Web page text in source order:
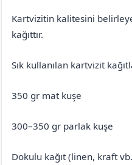
Kartvizitin kalitesini
kağıttır.
Sık kullanılan kartvizit
350 gr mat kuşe
300–350 gr parlak kuşe
Dokulu kağıt (linen, kraft